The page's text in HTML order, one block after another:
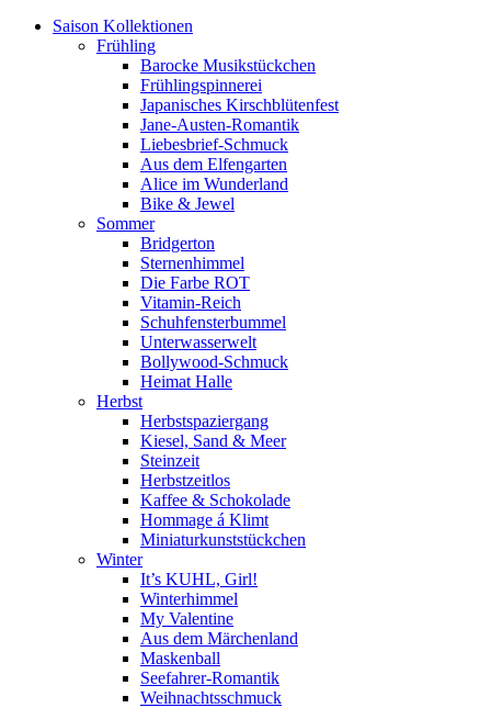
Saison Kollektionen
Frühling
Barocke Musikstückchen
Frühlingspinnerei
Japanisches Kirschblütenfest
Jane-Austen-Romantik
Liebesbrief-Schmuck
Aus dem Elfengarten
Alice im Wunderland
Bike & Jewel
Sommer
Bridgerton
Sternenhimmel
Die Farbe ROT
Vitamin-Reich
Schuhfensterbummel
Unterwasserwelt
Bollywood-Schmuck
Heimat Halle
Herbst
Herbstspaziergang
Kiesel, Sand & Meer
Steinzeit
Herbstzeitlos
Kaffee & Schokolade
Hommage á Klimt
Miniaturkunststückchen
Winter
It’s KUHL, Girl!
Winterhimmel
My Valentine
Aus dem Märchenland
Maskenball
Seefahrer-Romantik
Weihnachtsschmuck